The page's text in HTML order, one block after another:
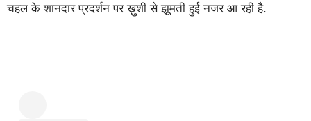
चहल के शानदार प्रदर्शन पर ख़ुशी से झूमती हुई नजर आ रही है.